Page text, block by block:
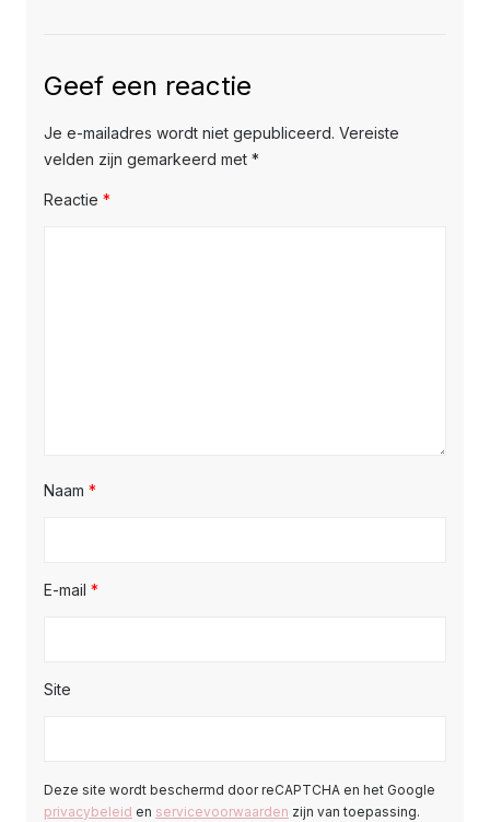
Geef een reactie
Je e-mailadres wordt niet gepubliceerd. Vereiste
velden zijn gemarkeerd met *
Reactie *
Naam *
E-mail *
Site
Deze site wordt beschermd door reCAPTCHA en het Google
privacybeleid en servicevoorwaarden zijn van toepassing.